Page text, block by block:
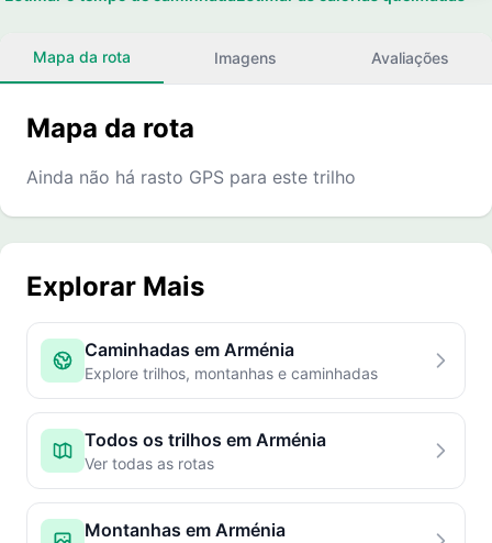
Mapa da rota Imagens Avaliações
Mapa da rota
Ainda não há rasto GPS para este trilho
Explorar Mais
Caminhadas em Arménia
Explore trilhos, montanhas e caminhadas
Todos os trilhos em Arménia
Ver todas as rotas
Montanhas em Arménia